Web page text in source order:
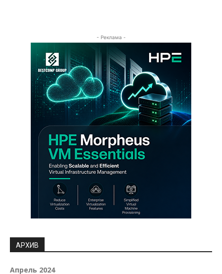
- Реклама -
АРХИВ
Апрель 2024